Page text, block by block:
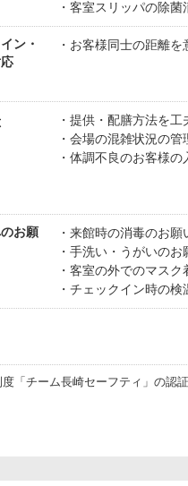
客室スリッパの除菌
ン・
お客様同士の距離を
提供・配膳方法を工
会場の混雑状況の管
体調不良のお客様の
お願
来館時の消毒のお願
手洗い・うがいのお
客室の外でのマスク
チェックイン時の検
「チーム長崎セーフティ」の認